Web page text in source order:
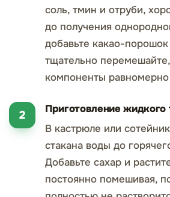
соль, тмин и отруби,
до получения
добавьте какао-
тщательно
компоненты
Приготовление жидкого
В кастрюле или
стакана воды до
Добавьте сахар и
постоянно помешивая,